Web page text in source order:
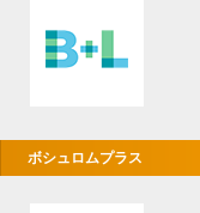
ボシュロムプラス